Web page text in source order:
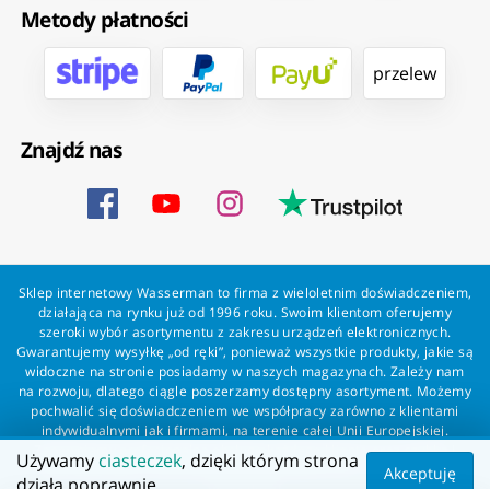
Metody płatności
przelew
Znajdź nas
Sklep internetowy Wasserman to firma z wieloletnim doświadczeniem,
działająca na rynku już od 1996 roku. Swoim klientom oferujemy
szeroki wybór asortymentu z zakresu urządzeń elektronicznych.
Gwarantujemy wysyłkę „od ręki”, ponieważ wszystkie produkty, jakie są
widoczne na stronie posiadamy w naszych magazynach. Zależy nam
na rozwoju, dlatego ciągle poszerzamy dostępny asortyment. Możemy
pochwalić się doświadczeniem we współpracy zarówno z klientami
indywidualnymi jak i firmami, na terenie całej Unii Europejskiej.
Zapewniamy profesjonalną obsługę każdego klienta oraz szybką i
bezproblemową realizację zamówień. Wasserman - wszystko dla
Używamy ciasteczek, dzięki którym strona
Akceptuję